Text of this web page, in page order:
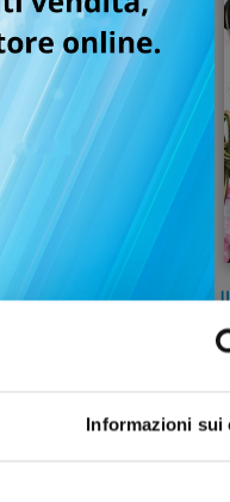
Informazioni sui
BLIGHT OF